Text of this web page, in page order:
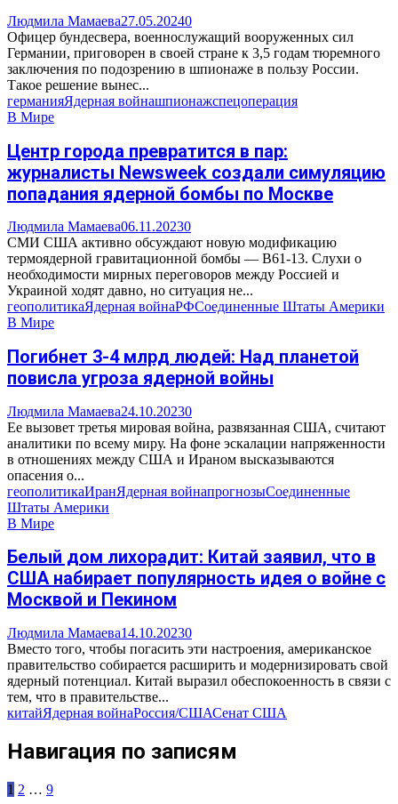
Людмила Мамаева27.05.20240
Офицер бундесвера, военнослужащий вооруженных сил
Германии, приговорен в своей стране к 3,5 годам тюремного
заключения по подозрению в шпионаже в пользу России.
Такое решение вынес...
германияЯдерная войнашпионажспецоперация
В Мире
Центр города превратится в пар:
журналисты Newsweek создали симуляцию
попадания ядерной бомбы по Москве
Людмила Мамаева06.11.20230
СМИ США активно обсуждают новую модификацию
термоядерной гравитационной бомбы — B61-13. Слухи о
необходимости мирных переговоров между Россией и
Украиной ходят давно, но ситуация не...
геополитикаЯдерная войнаРФСоединенные Штаты Америки
В Мире
Погибнет 3-4 млрд людей: Над планетой
повисла угроза ядерной войны
Людмила Мамаева24.10.20230
Ее вызовет третья мировая война, развязанная США, считают
аналитики по всему миру. На фоне эскалации напряженности
в отношениях между США и Ираном высказываются
опасения о...
геополитикаИранЯдерная войнапрогнозыСоединенные
Штаты Америки
В Мире
Белый дом лихорадит: Китай заявил, что в
США набирает популярность идея о войне с
Москвой и Пекином
Людмила Мамаева14.10.20230
Вместо того, чтобы погасить эти настроения, американское
правительство собирается расширить и модернизировать свой
ядерный потенциал. Китай выразил обеспокоенность в связи с
тем, что в правительстве...
китайЯдерная войнаРоссия/СШАСенат США
Навигация по записям
1 2 … 9